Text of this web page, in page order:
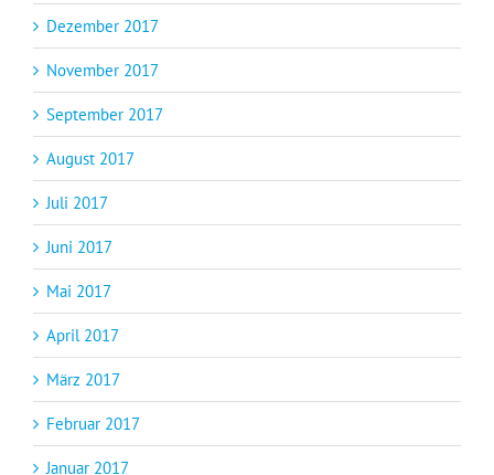
Dezember 2017
November 2017
September 2017
August 2017
Juli 2017
Juni 2017
Mai 2017
April 2017
März 2017
Februar 2017
Januar 2017